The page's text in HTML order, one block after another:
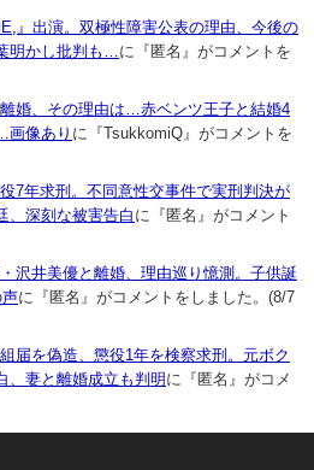
』出演。双極性障害公表の理由、今後の
明かし批判も… に『匿名』がコメントを
婚、その理由は…赤ベンツ王子と結婚4
画像あり に『TsukkomiQ』がコメントを
7年求刑。不同意性交事件で実刑判決が
深刻な被害告白 に『匿名』がコメント
沢井美優と離婚、理由巡り憶測。子供誕
に『匿名』がコメントをしました。(8/7
届を偽造、懲役1年を検察求刑。元ボク
、妻と離婚成立も判明 に『匿名』がコメ